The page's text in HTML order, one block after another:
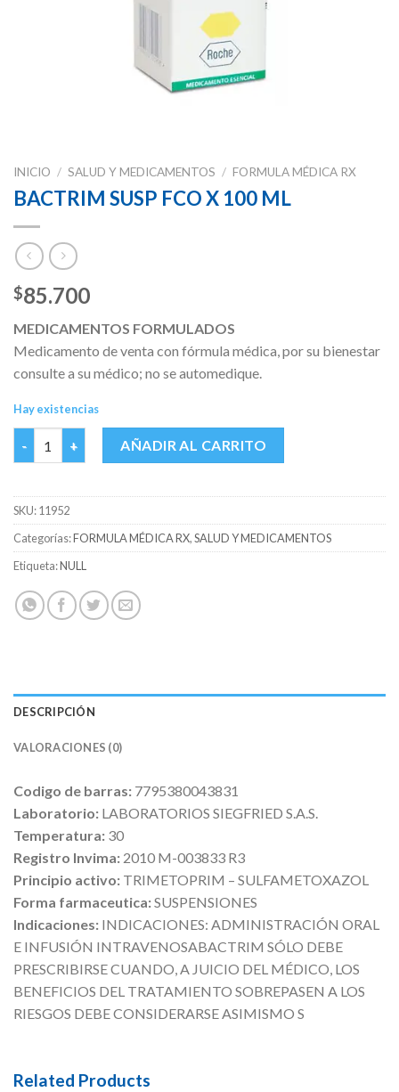
INICIO / SALUD Y MEDICAMENTOS / FORMULA MÉDICA RX
BACTRIM SUSP FCO X 100 ML
$85.700
MEDICAMENTOS FORMULADOS
Medicamento de venta con fórmula médica, por su bienestar
consulte a su médico; no se automedique.
Hay existencias
BACTRIM SUSP FCO X 100 ML cantidad
AÑADIR AL CARRITO
SKU:11952
Categorías:FORMULA MÉDICA RX,SALUD Y MEDICAMENTOS
Etiqueta:NULL
DESCRIPCIÓN
VALORACIONES (0)
Codigo de barras: 7795380043831
Laboratorio: LABORATORIOS SIEGFRIED S.A.S.
Temperatura: 30
Registro Invima: 2010 M-003833 R3
Principio activo: TRIMETOPRIM – SULFAMETOXAZOL
Forma farmaceutica:SUSPENSIONES
Indicaciones: INDICACIONES: ADMINISTRACIÓN ORAL
E INFUSIÓN INTRAVENOSABACTRIM SÓLO DEBE
PRESCRIBIRSE CUANDO, A JUICIO DEL MÉDICO, LOS
BENEFICIOS DEL TRATAMIENTO SOBREPASEN A LOS
RIESGOS DEBE CONSIDERARSE ASIMISMO S
Related Products